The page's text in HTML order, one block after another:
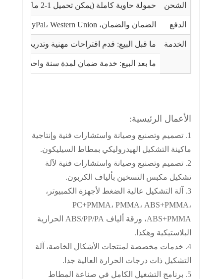
الشحن حمولة حاوية كاملة (يمكن تحميل 1-2 ماكينة في حاوية بحجم 20 بوصة، ويمكن تحميل 3-4 آلات في حاوية بحجم 40 بوصة)
الدفع الضمان والضمان، PayPal، Western Union، الضمان، الائتمان وغيرها. 30٪ إيداع مقدما و70٪ رصيد قبل الشحن.
الخدمة ما قبل البيع: قدم اقتراحات مهنية وتدريب،
ما بعد البيع: خدمة ضمان لمدة سنة واحدة؛
الأعمال الرئيسية:
1. تصميم وتصنيع وصيانة واستشارات فنية وإنتاجية
ماكينة التشكيل الهيدروليكي بمطاط السيليكون.
2. تصميم وتصنيع وصيانة واستشارات فنية لآلة
تشكيل مكبس التسخين بألياف الكربون.
3. آلة التشكيل عالية الضغط لأجهزة الكمبيوتر،
PC+PMMA، PMMA، ABS+PMMA،
ABS+PMMA، ورقة ألياف ABS/PP/PA الحرارية
البلاستيكية وهكذا.
4. خدمات مخصصة لمنتجات الأشكال الخاصة، آلة
التشكيل ذات درجات الحرارة العالية جدا.
5. برنامج التشغيل الكامل في صناعة المطاط